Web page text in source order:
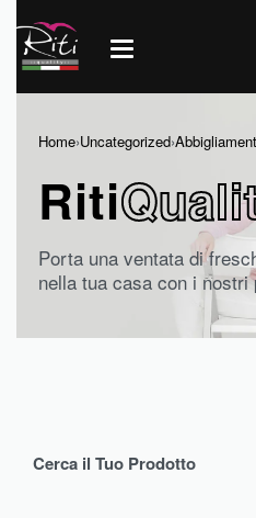
Home›Uncategorized›
Riti
Porta una ventata di
nella tua casa con i nostri
Cerca il Tuo Prodotto